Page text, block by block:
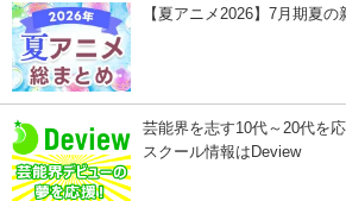
【夏アニメ2026】7月期夏
芸能界を志す10代～20代を
スクール情報はDeview